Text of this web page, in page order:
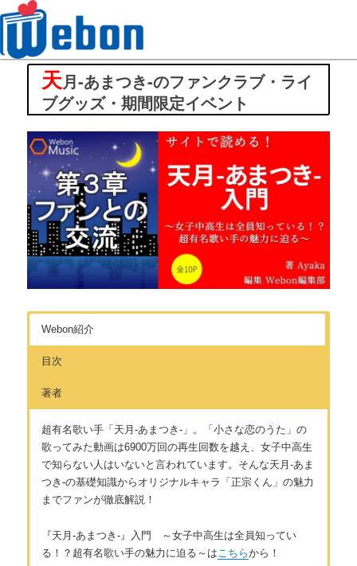
Webon（ウェボン）
天月-あまつき-のファンクラブ・ライ
ブグッズ・期間限定イベント
Webon紹介
目次
著者
超有名歌い手「天月-あまつき-」。「小さな恋のうた」の
歌ってみた動画は6900万回の再生回数を越え、女子中高生
で知らない人はいないと言われています。そんな天月-あま
つき-の基礎知識からオリジナルキャラ「正宗くん」の魅力
までファンが徹底解説！
『天月-あまつき-』入門 ～女子中高生は全員知ってい
る！？超有名歌い手の魅力に迫る～はこちらから！